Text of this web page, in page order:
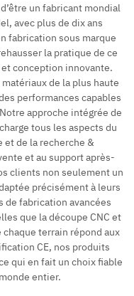
un fabricant mondial
avec plus de dix ans
fabrication sous marque
la pratique de ce
conception innovante.
de la plus haute
performances capables
approche intégrée de
tous les aspects du
de la recherche &
et au support après-
clients non seulement un
précisément à leurs
de fabrication avancées
que la découpe CNC et
chaque terrain répond aux
CE, nos produits
qui en fait un choix fiable
entier.